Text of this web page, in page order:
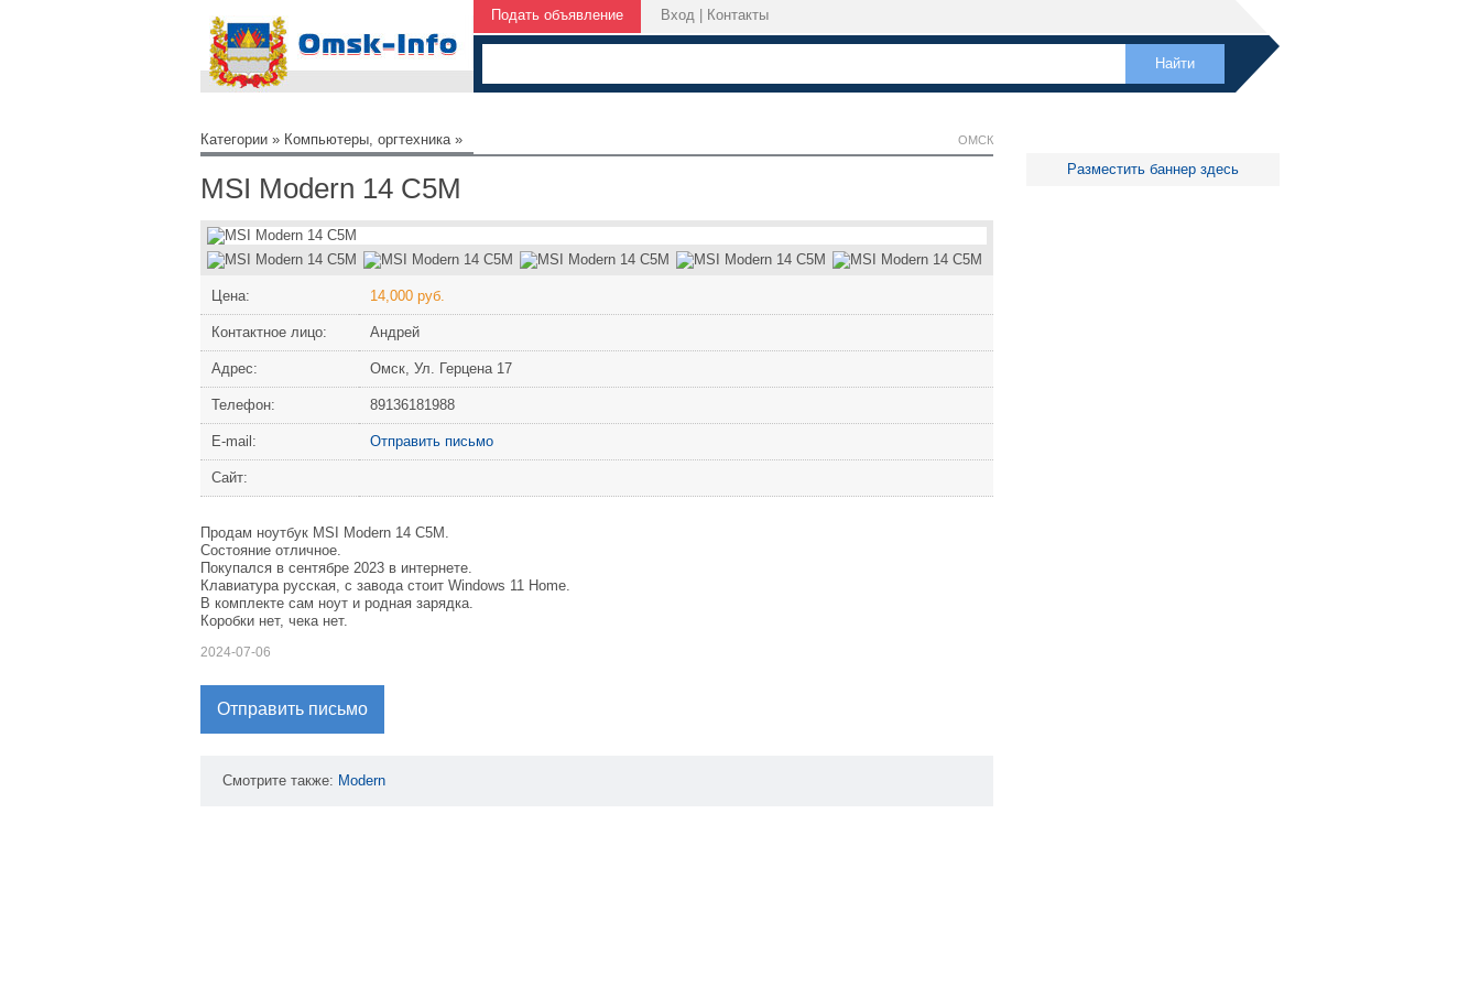
Подать объявление Вход Контакты
Категории » Компьютеры, оргтехника» ОМСК
MSI Modern 14 C5M
Цена: 14,000 руб.
Контактное лицо: Андрей
Адрес: Омск, Ул. Герцена 17
Телефон: 89136181988
Е-mail: Отправить письмо
Сайт:
Продам ноутбук MSI Modern 14 C5M.
Состояние отличное.
Покупался в сентябре 2023 в интернете.
Клавиатура русская, с завода стоит Windows 11 Home.
В комплекте сам ноут и родная зарядка.
Коробки нет, чека нет.
2024-07-06
Отправить письмо
Смотрите также: Modern
Разместить баннер здесь